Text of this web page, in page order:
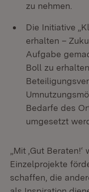
zu nehmen.
Die Initiative
erhalten –
Aufgabe
Boll zu
Bedarfe des
umgesetzt
„Mit ‚Gut
Einzelprojekte
schaffen, die